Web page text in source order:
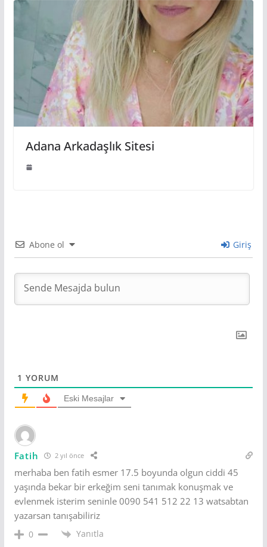
Adana Arkadaşlık Sitesi
Abone ol Giriş
1 YORUM
Eski Mesajlar
Fatih 2 yıl önce
merhaba ben fatih esmer 17.5 boyunda olgun ciddi 45
yaşında bekar bir erkeğim seni tanımak konuşmak ve
evlenmek isterim seninle 0090 541 512 22 13 watsabtan
yazarsan tanışabiliriz
0 Yanıtla